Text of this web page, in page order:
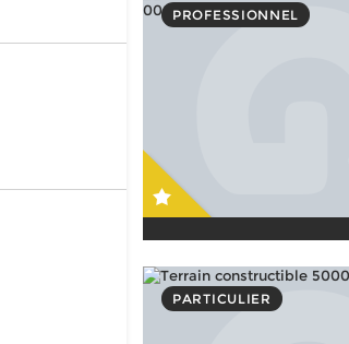
PROFESSIONNEL
PARTICULIER